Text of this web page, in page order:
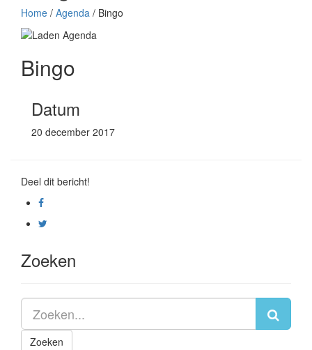
Home / Agenda / Bingo
Bingo
Datum
20 december 2017
Deel dit bericht!
Zoeken
Zoeken